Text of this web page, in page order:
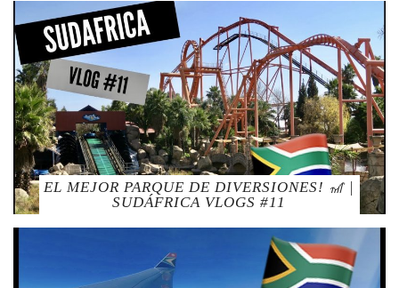
EL MEJOR PARQUE DE DIVERSIONES! 🎢 |
SUDÁFRICA VLOGS #11